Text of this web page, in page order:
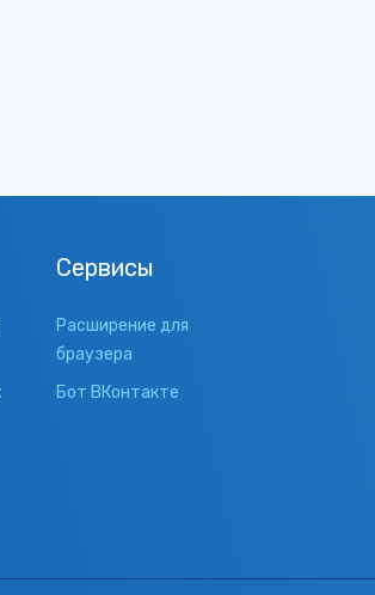
Сервисы
Расширение для
браузера
Бот ВКонтакте